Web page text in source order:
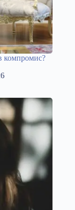
компромис?